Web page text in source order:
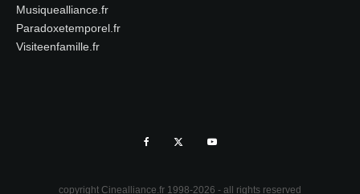
Musiquealliance.fr
Paradoxetemporel.fr
Visiteenfamille.fr
copyright Cinealliance.fr 1998-2026 - all rights reserved